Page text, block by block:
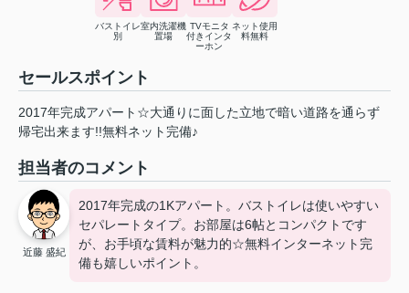
バストイレ
別
室内洗濯機
置場
TVモニタ
付きインタ
ーホン
ネット使用
料無料
セールスポイント
2017年完成アパート☆大通りに面した立地で暗い道路を通らず
帰宅出来ます!!無料ネット完備♪
担当者のコメント
近藤 盛紀
2017年完成の1Kアパート。バストイレは使いやすい
セパレートタイプ。お部屋は6帖とコンパクトです
が、お手頃な賃料が魅力的☆無料インターネット完
備も嬉しいポイント。